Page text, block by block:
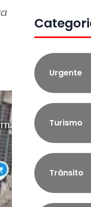
Urgente
Turismo
Trânsito